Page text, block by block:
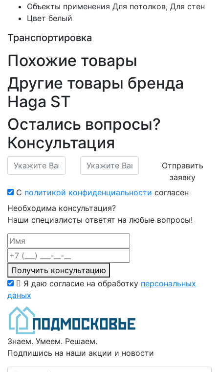
Объекты применения Для потолков, Для стен
Цвет белый
Транспортировка
Похожие товары
Другие товары бренда
Haga ST
Остались вопросы?
Консультация
Отправить
заявку
С политикой конфиденциальности согласен
Необходима консультация?
Наши специалисты ответят на любые вопросы!
Получить консультацию
Я даю согласие на обработку персональных
даных
Знаем. Умеем. Решаем.
Подпишись на наши акции и новости